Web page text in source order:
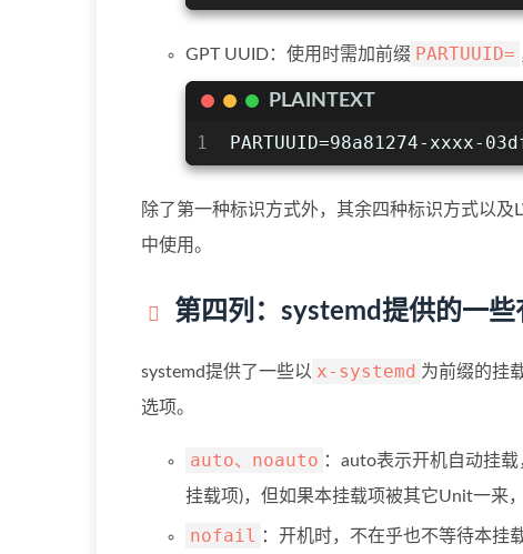
GPT UUID：使用时需加前缀 PARTUUID=
PLAINTEXT
1
PARTUUID=98a81274-
除了第一种标识方式外，其余四种标识方式以
中使用。
第四列：systemd提供的一
systemd提供了一些以 x-systemd 为前缀的挂
选项。
auto、noauto ：auto表示开机自动挂
挂载项)，但如果本挂载项被其它Unit一来
nofail ：开机时，不在乎也不等待本挂